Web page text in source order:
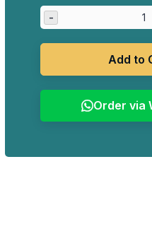
adalah:
Rp9.068.950.
ini
-
Add to
Order via